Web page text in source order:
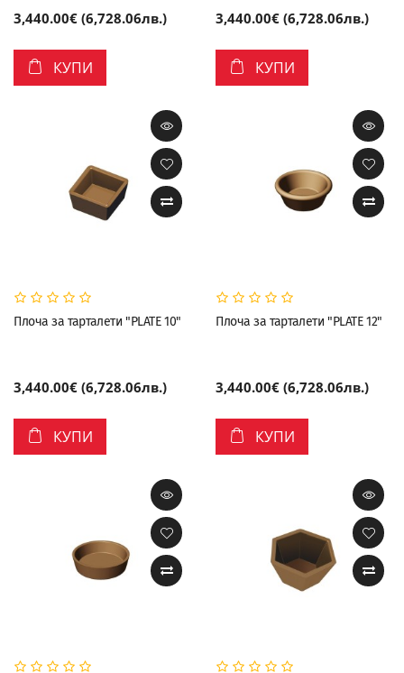
3,440.00€ (6,728.06лв.)
КУПИ
3,440.00€ (6,728.06лв.)
КУПИ
Плоча за тарталети "PLATE 10"
3,440.00€ (6,728.06лв.)
КУПИ
Плоча за тарталети "PLATE 12"
3,440.00€ (6,728.06лв.)
КУПИ